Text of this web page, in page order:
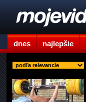
dnes najlepšie